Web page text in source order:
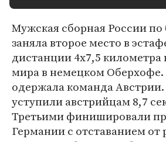
Мужская сборная России по
заняла второе место в
дистанции 4х7,5 километра
мира в немецком
одержала команда
уступили австрийцам 8,7
Третьими финишировали
Германии с отставанием от